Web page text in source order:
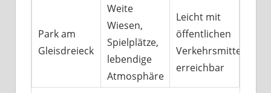
Park am
Gleisdreieck
Weite
Wiesen,
Spielplätze,
lebendige
Atmosphäre
Leicht mit
öffentlichen
Verkehrsmitteln
erreichbar